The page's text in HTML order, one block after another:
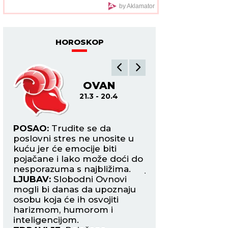
by Aklamator
HOROSKOP
OVAN
21.3 - 20.4
POSAO: Trudite se da
poslovni stres ne unosite u
kuću jer će emocije biti
pojačane i lako može doći do
nesporazuma s najbližima.
LJUBAV: Slobodni Ovnovi
mogli bi danas da upoznaju
osobu koja će ih osvojiti
harizmom, humorom i
inteligencijom.